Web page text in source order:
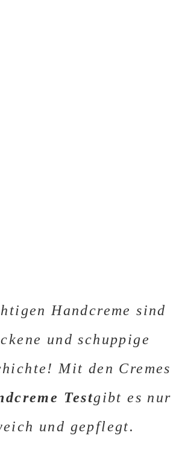
Handcreme sind
und schuppige
Mit den Cremes
Testgibt es nur
und gepflegt.